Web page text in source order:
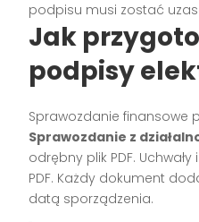
podpisu musi zostać
Jak
podpisy
Sprawozdanie finansowe
Sprawozdanie z
odrębny plik PDF.
PDF. Każdy dokument
datą sporządzenia.